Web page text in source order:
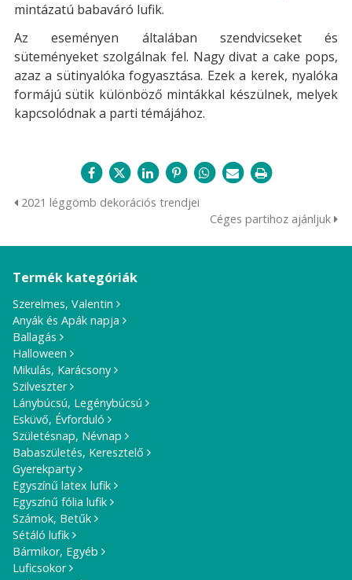
mintázatú babaváró lufik.
Az eseményen általában szendvicseket és
süteményeket szolgálnak fel. Nagy divat a cake pops,
azaz a sütinyalóka fogyasztása. Ezek a kerek, nyalóka
formájú sütik különböző mintákkal készülnek, melyek
kapcsolódnak a parti témájához.
2021 léggömb dekorációs trendjei
Céges partihoz ajánljuk
Termék kategóriák
Szerelmes, Valentin
Anyák és Apák napja
Ballagás
Halloween
Mikulás, Karácsony
Szilveszter
Lánybúcsú, Legénybúcsú
Esküvő, Évforduló
Születésnap, Névnap
Babaszületés, Keresztelő
Gyerekparty
Egyszínű latex lufik
Egyszínű fólia lufik
Számok, Betűk
Sétáló lufik
Bármikor, Egyéb
Luficsokor